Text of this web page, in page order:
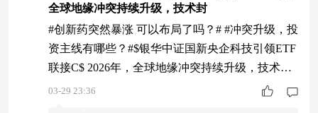
全球地缘冲突持续升级，技术封
#创新药突然暴涨 可以布局了吗？# #冲突升级，投
资主线有哪些？#$银华中证国新央企科技引领ETF
联接C$ 2026年，全球地缘冲突持续升级，技术封
锁加剧、供应链重构加速，市场不确定性显著提
03-29 23:36